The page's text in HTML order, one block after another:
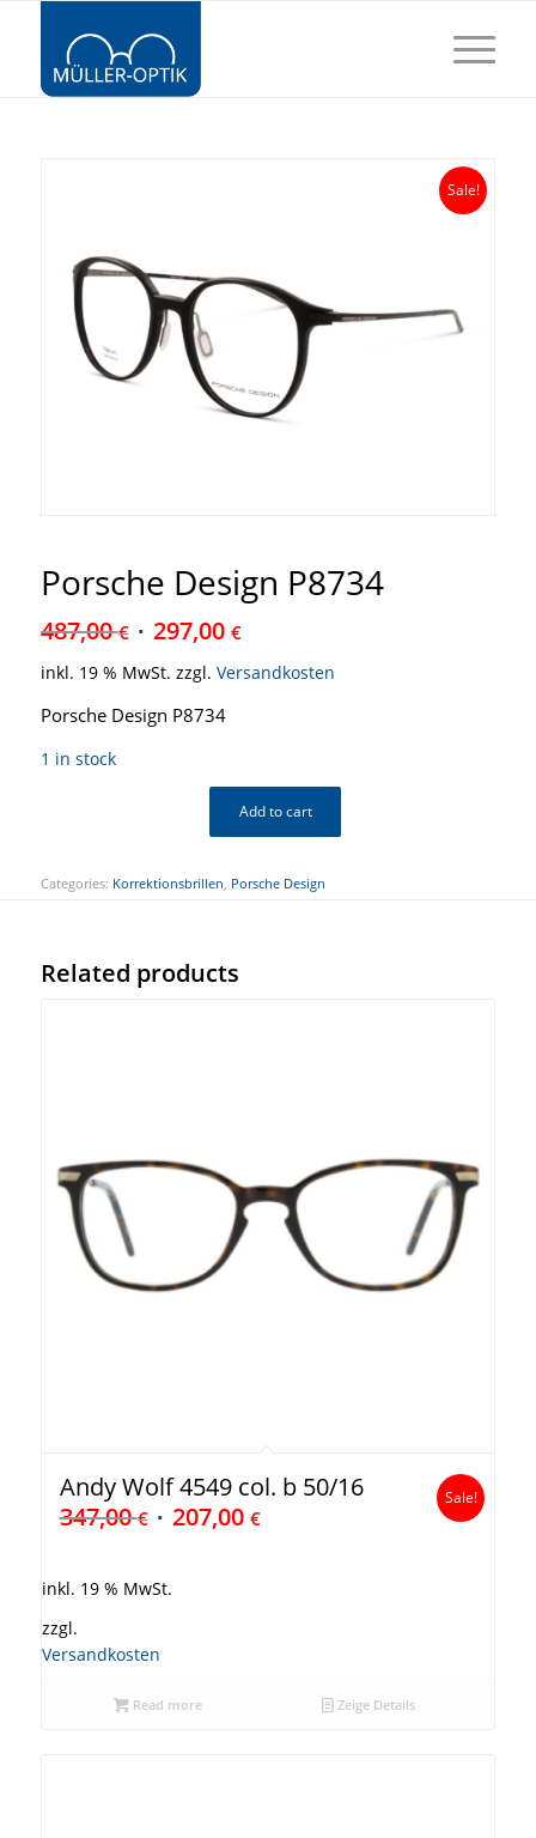
Sale!
Porsche Design P8734
487,00€ 297,00 €
inkl. 19 % MwSt. zzgl. Versandkosten
Porsche Design P8734
1 in stock
Add to cart
Categories: Korrektionsbrillen Porsche Design
Related products
Andy Wolf 4549 col. b 50/16
347,00€ 207,00 €
Sale!
inkl. 19 % MwSt.
zzgl.
Versandkosten
Read more Zeige Details